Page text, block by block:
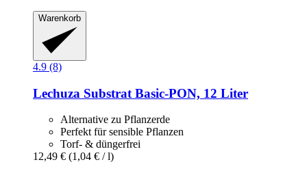
Warenkorb
4.9 (8)
Lechuza Substrat Basic-​PON, 12 Liter
Alternative zu Pflanzerde
Perfekt für sensible Pflanzen
Torf- & düngerfrei
12,49 € (1,04 € / l)